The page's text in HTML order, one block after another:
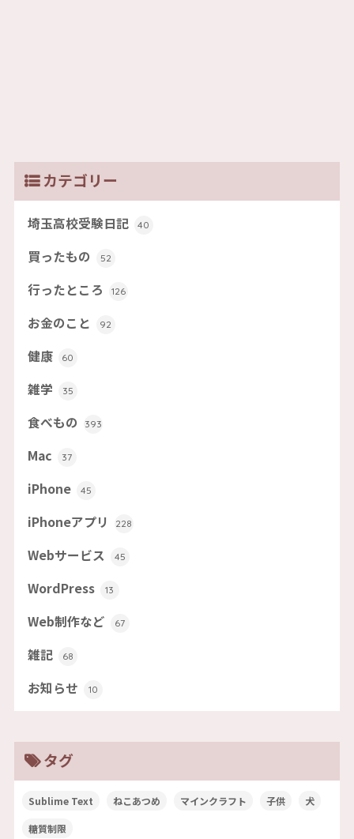
カテゴリー
埼玉高校受験日記 40
買ったもの 52
行ったところ 126
お金のこと 92
健康 60
雑学 35
食べもの 393
Mac 37
iPhone 45
iPhoneアプリ 228
Webサービス 45
WordPress 13
Web制作など 67
雑記 68
お知らせ 10
タグ
Sublime Text ねこあつめ マインクラフト 子供 犬
糖質制限